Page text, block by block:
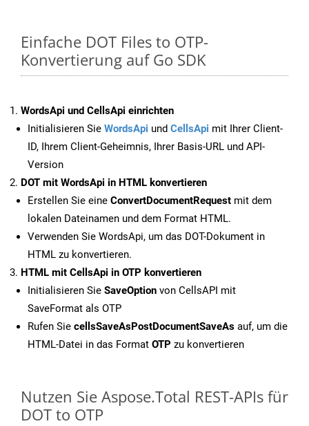
Einfache DOT Files to OTP-
Konvertierung auf Go SDK
WordsApi und CellsApi einrichten
Initialisieren Sie WordsApi und CellsApi mit Ihrer Client-
ID, Ihrem Client-Geheimnis, Ihrer Basis-URL und API-
Version
DOT mit WordsApi in HTML konvertieren
Erstellen Sie eine ConvertDocumentRequest mit dem
lokalen Dateinamen und dem Format HTML.
Verwenden Sie WordsApi, um das DOT-Dokument in
HTML zu konvertieren.
HTML mit CellsApi in OTP konvertieren
Initialisieren Sie SaveOption von CellsAPI mit
SaveFormat als OTP
Rufen Sie cellsSaveAsPostDocumentSaveAs auf, um die
HTML-Datei in das Format OTP zu konvertieren
Nutzen Sie Aspose.Total REST-APIs für
DOT to OTP